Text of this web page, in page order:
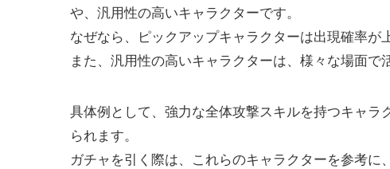
や、汎用性の高いキャラクターです。
なぜなら、ピックアップキャラクターは出現確率が
また、汎用性の高いキャラクターは、様々な場面で
具体例として、強力な全体攻撃スキルを持つキャ
られます。
ガチャを引く際は、これらのキャラクターを参考